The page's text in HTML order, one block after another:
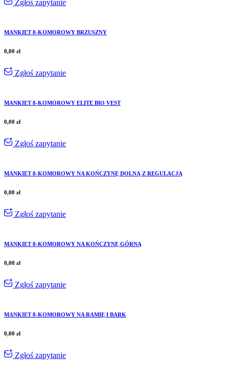
Zgłoś zapytanie
MANKIET 8-KOMOROWY BRZUSZNY
0,00 zł
Zgłoś zapytanie
MANKIET 8-KOMOROWY ELITE BIO VEST
0,00 zł
Zgłoś zapytanie
MANKIET 8-KOMOROWY NA KOŃCZYNĘ DOLNĄ Z REGULACJĄ
0,00 zł
Zgłoś zapytanie
MANKIET 8-KOMOROWY NA KOŃCZYNĘ GÓRNĄ
0,00 zł
Zgłoś zapytanie
MANKIET 8-KOMOROWY NA RAMIĘ I BARK
0,00 zł
Zgłoś zapytanie